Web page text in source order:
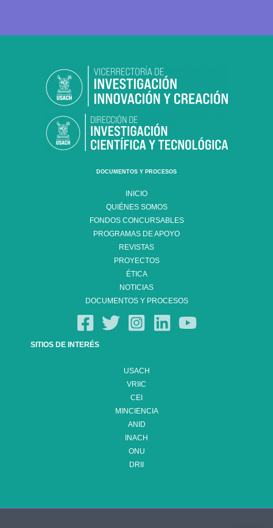
DOCUMENTOS Y PROCESOS
INICIO
QUIÉNES SOMOS
FONDOS CONCURSABLES
PROGRAMAS DE APOYO
REVISTAS
PROYECTOS
ÉTICA
NOTICIAS
DOCUMENTOS Y PROCESOS
SITIOS DE INTERÉS
USACH
VRIIC
CEI
MINCIENCIA
ANID
INACH
ONU
DRII